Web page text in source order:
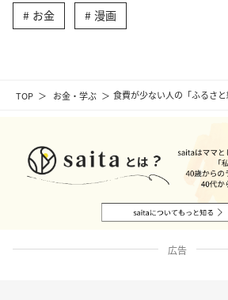
TOP お金・学ぶ 食費が少ない人の「ふるさ
お金 漫画
広告